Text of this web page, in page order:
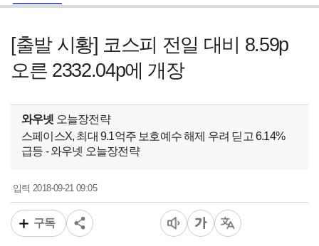
[출발 시황] 코스피 전일 대비 8.59p
오른 2332.04p에 개장
와우넷 오늘장전략
스페이스X, 최대 9.1억주 보호예수 해제 우려 딛고 6.14%
급등 - 와우넷 오늘장전략
입력2018-09-21 09:05
구독